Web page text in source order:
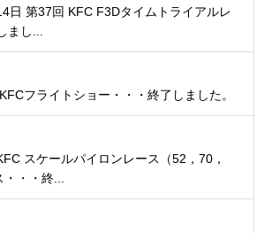
日 第37回 KFC F3Dタイムトライアルレ
まし...
フライトショー・・・終了しました。
スケールパイロンレース（52，70，
・・終...